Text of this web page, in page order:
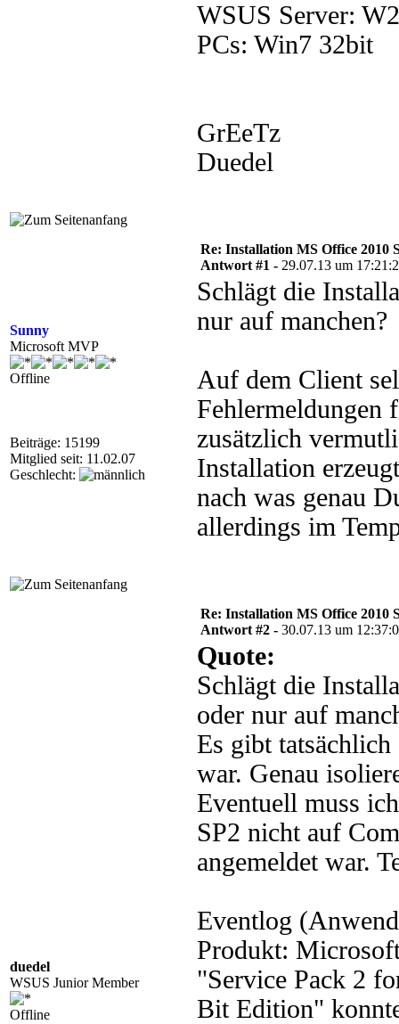
WSUS Server:
PCs: Win7 32bit
GrEeTz
Duedel
Sunny
Microsoft MVP
Offline
Beiträge: 15199
Mitglied seit: 11.02.07
Geschlecht:
Re: Installation MS Office 2010
Antwort #1 - 29.07.13 um
Schlägt die
nur auf manchen?
Auf dem Client
Fehlermeldungen
zusätzlich
Installation
nach was genau
allerdings im
duedel
WSUS Junior Member
Offline
Re: Installation MS Office 2010
Antwort #2 - 30.07.13 um
Quote:
Schlägt die
oder nur auf
Es gibt
war. Genau
Eventuell muss
SP2 nicht auf
angemeldet war.
Eventlog
Produkt:
"Service Pack 2
Bit Edition"